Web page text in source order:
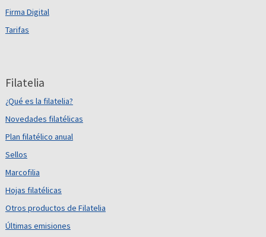
Firma Digital
Tarifas
Filatelia
¿Qué es la filatelia?
Novedades filatélicas
Plan filatélico anual
Sellos
Marcofilia
Hojas filatélicas
Otros productos de Filatelia
Últimas emisiones